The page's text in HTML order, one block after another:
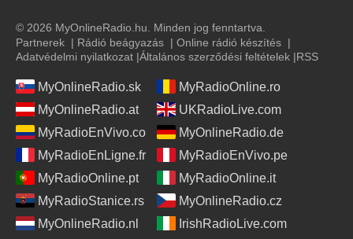
© 2026 MyOnlineRadio.hu. Minden jog fenntartva.
Partnerek | Rádió beágyazás | Online rádió készítés |
Adatvédelmi nyilatkozat |Általános szerződési feltételek |RSS
MyOnlineRadio.sk
MyRadioOnline.ro
MyOnlineRadio.at
UKRadioLive.com
MyRadioEnVivo.co
MyOnlineRadio.de
MyRadioEnLigne.fr
MyRadioEnVivo.pe
MyRadioOnline.pt
MyRadioOnline.it
MyRadioStanice.rs
MyOnlineRadio.cz
MyOnlineRadio.nl
IrishRadioLive.com